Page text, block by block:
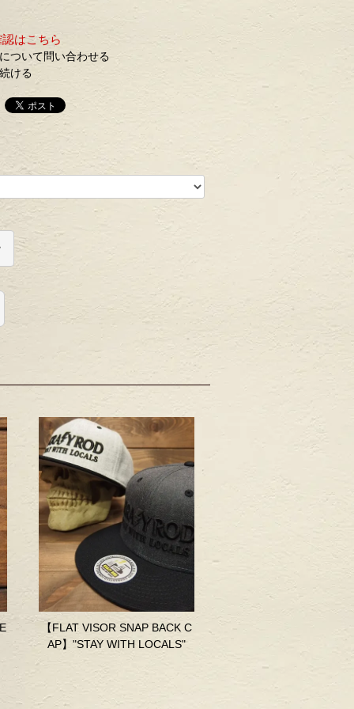
はこちら
ついて問い合わせる
ける
【FLAT VISOR SNAP BACK C
AP】"STAY WITH LOCALS"